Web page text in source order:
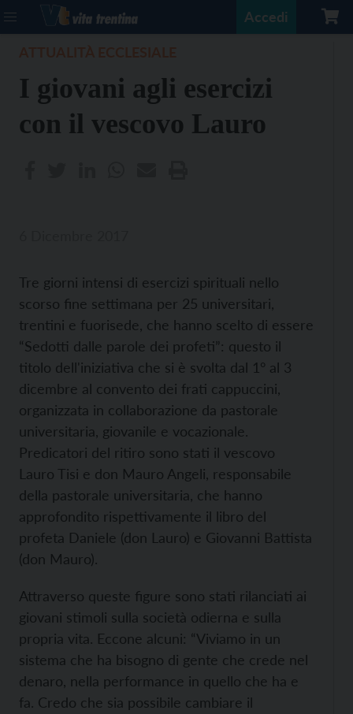
Accedi
I giovani agli esercizi
con il vescovo Lauro
Tre giorni intensi di esercizi spirituali nello
scorso fine settimana per 25 universitari,
trentini e fuorisede, che hanno scelto di essere
“Sedotti dalle parole dei profeti”: questo il
titolo dell'iniziativa che si è svolta dal 1° al 3
dicembre al convento dei frati cappuccini,
organizzata in collaborazione da pastorale
universitaria, giovanile e vocazionale.
Predicatori del ritiro sono stati il vescovo
Lauro Tisi e don Mauro Angeli, responsabile
della pastorale universitaria, che hanno
approfondito rispettivamente il libro del
profeta Daniele (don Lauro) e Giovanni Battista
(don Mauro).
Attraverso queste figure sono stati rilanciati ai
giovani stimoli sulla società odierna e sulla
propria vita. Eccone alcuni: “Viviamo in un
sistema che ha bisogno di gente che crede nel
denaro, nella performance in quello che ha e
fa. Credo che sia possibile cambiare il